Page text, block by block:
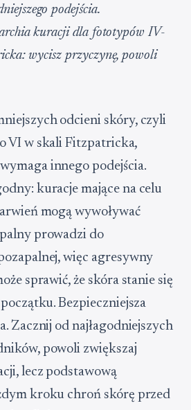
podejścia.
kuracji dla fototypów IV-
wycisz przyczynę, powoli
odcieni skóry, czyli
VI w skali Fitzpatricka,
innego podejścia.
kuracje mające na celu
mogą wywoływać
prowadzi do
więc agresywny
sprawić, że skóra stanie się
Bezpieczniejsza
Zacznij od najłagodniejszych
powoli zwiększaj
lecz podstawową
kroku chroń skórę przed